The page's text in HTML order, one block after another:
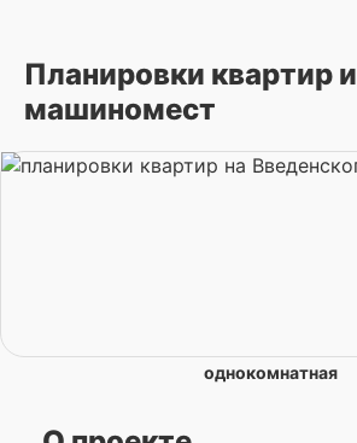
Планировки квартир и
машиномест
однокомнатная